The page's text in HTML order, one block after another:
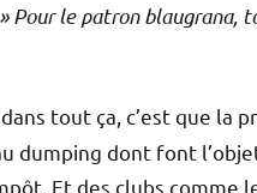
le patron blaugrana,
dans tout ça, c’est que la
dont font
Et des clubs comme